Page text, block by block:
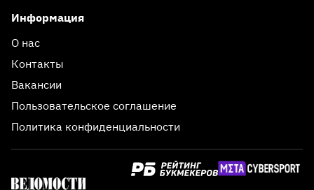
Информация
О нас
Контакты
Вакансии
Пользовательское соглашение
Политика конфиденциальности